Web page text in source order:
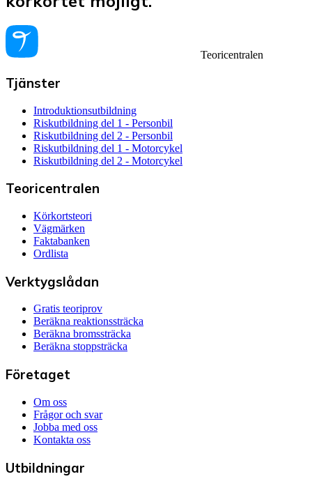
Teoricentralen
Tjänster
Introduktionsutbildning
Riskutbildning del 1 - Personbil
Riskutbildning del 2 - Personbil
Riskutbildning del 1 - Motorcykel
Riskutbildning del 2 - Motorcykel
Teoricentralen
Körkortsteori
Vägmärken
Faktabanken
Ordlista
Verktygslådan
Gratis teoriprov
Beräkna reaktionssträcka
Beräkna bromssträcka
Beräkna stoppsträcka
Företaget
Om oss
Frågor och svar
Jobba med oss
Kontakta oss
Utbildningar